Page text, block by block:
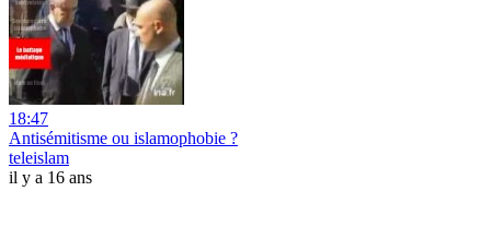
18:47
Antisémitisme ou islamophobie ?
teleislam
il y a 16 ans